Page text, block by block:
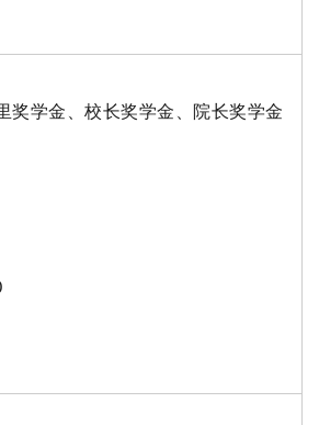
奖学金、校长奖学金、院长奖学金